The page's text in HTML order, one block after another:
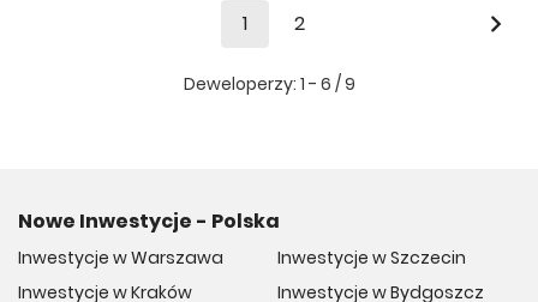
1 2
Deweloperzy: 1 - 6 /9
Nowe Inwestycje - Polska
Inwestycje w Warszawa
Inwestycje w Kraków
Inwestycje w Szczecin
Inwestycje w Bydgoszcz